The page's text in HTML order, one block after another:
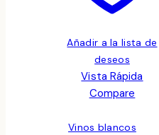
Añadir a la lista de
deseos
Vista Rápida
Compare
Vinos blancos